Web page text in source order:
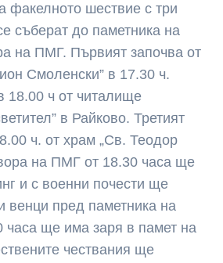
факелното шествие с три
съберат до паметника на
на ПМГ. Първият започва от
Смоленски” в 17.30 ч.
18.00 ч от читалище
в Райково. Третият
ч. от храм „Св. Теодор
на ПМГ от 18.30 часа ще
и с военни почести ще
венци пред паметника на
часа ще има заря в памет на
чествания ще